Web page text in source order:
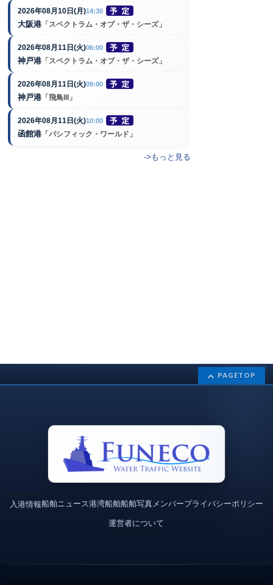
2026年08月10日(月)14:30
大阪港 「スペクトラム・オブ・ザ・シーズ」
2026年08月11日(火)06:00
神戸港 「スペクトラム・オブ・ザ・シーズ」
2026年08月11日(火)09:00
神戸港 「飛鳥III」
2026年08月11日(火)10:00
函館港 「パシフィック・ワールド」
->もっと見る
PAGETOP
入港情報船舶ニュース港湾船舶船舶写真メンバープライバシーポリシー
運営者について